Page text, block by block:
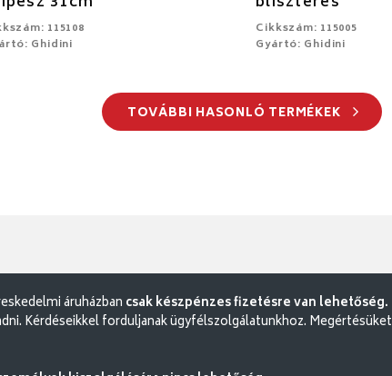
115108
Ghidini
Cikkszám: 115005
Gyártó: Ghidini
TOVÁBBI HASONLÓ TERMÉKEK
áruházban csak készpénzes fizetésre van lehetőség.
Kérdéseikkel forduljanak ügyfélszolgálatunkhoz. Megértésüket